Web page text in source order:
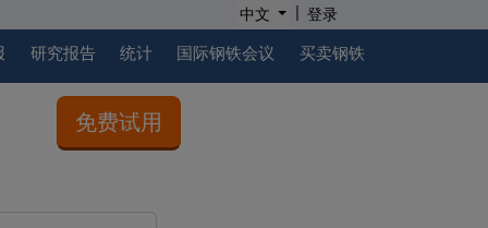
中文 | 登录
研究报告 统计 国际钢铁会议 买卖钢铁
免费试用